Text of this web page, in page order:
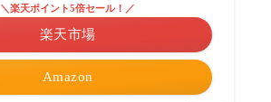
Amazon
＼楽天ポイント5倍セール！／
楽天市場